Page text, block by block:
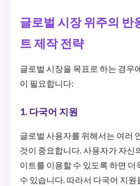
글로벌 시장 위주의 반
트 제작 전략
글로벌 시장을 목표로 하는 경우
이 필요합니다:
1. 다국어 지원
글로벌 사용자를 위해서는 여러
것이 중요합니다. 사용자가 자신
이트를 이용할 수 있도록 하면 더
수 있습니다. 따라서 다국어 지원